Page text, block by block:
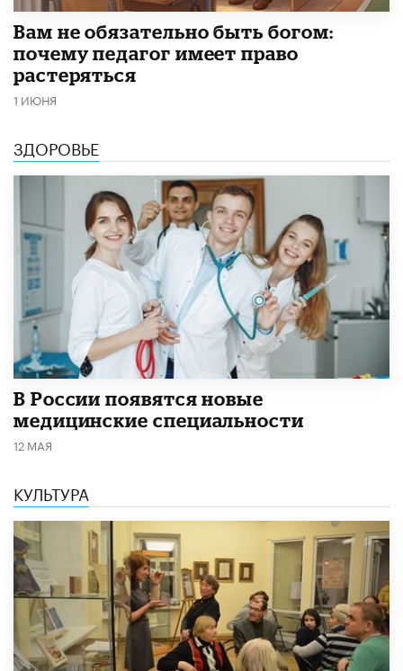
​Вам не обязательно быть богом:
почему педагог имеет право
растеряться
1 ИЮНЯ
ЗДОРОВЬЕ
В России появятся новые
медицинские специальности
12 МАЯ
КУЛЬТУРА